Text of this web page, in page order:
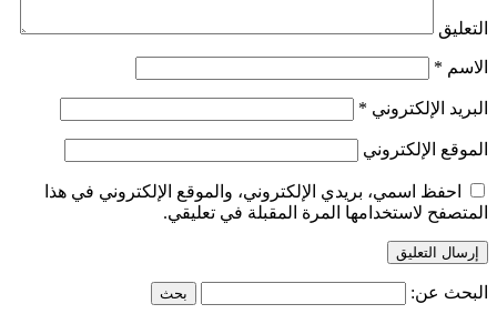
التعليق
الاسم *
البريد الإلكتروني *
الموقع الإلكتروني
احفظ اسمي، بريدي الإلكتروني، والموقع الإلكتروني في هذا
المتصفح لاستخدامها المرة المقبلة في تعليقي.
البحث عن: